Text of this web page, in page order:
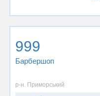
999
Барбершоп
р-н. Приморський